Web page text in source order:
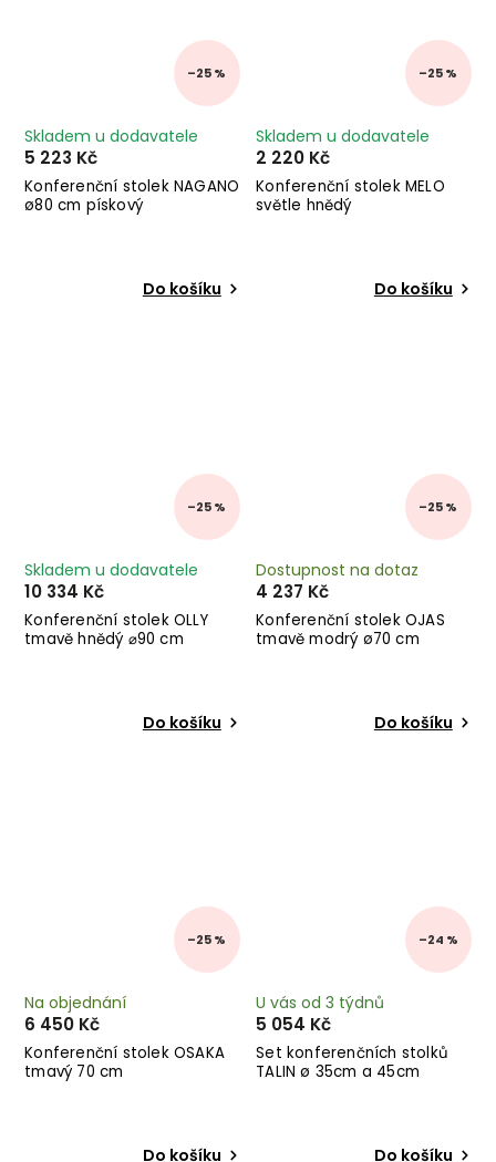
–25 %
Konferenční stolek NAGANO
ø80 cm pískový
Skladem u dodavatele
5 223 Kč
Do košíku
–25 %
Konferenční stolek MELO
světle hnědý
Skladem u dodavatele
2 220 Kč
Do košíku
–25 %
Konferenční stolek OLLY
tmavě hnědý ⌀90 cm
Skladem u dodavatele
10 334 Kč
Do košíku
–25 %
Konferenční stolek OJAS
tmavě modrý ø70 cm
Dostupnost na dotaz
4 237 Kč
Do košíku
–25 %
Konferenční stolek OSAKA
tmavý 70 cm
Na objednání
6 450 Kč
Do košíku
–24 %
Set konferenčních stolků
TALIN ø 35cm a 45cm
U vás od 3 týdnů
5 054 Kč
Do košíku